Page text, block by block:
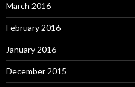
March 2016
February 2016
January 2016
December 2015